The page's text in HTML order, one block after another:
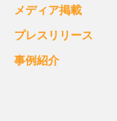
メディア掲載
プレスリリース
事例紹介